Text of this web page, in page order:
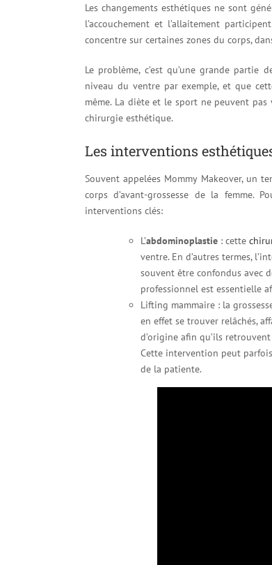
Les changements esthétiques ne sont
l’accouchement et l’allaitement
concentre sur certaines zones du corps,
Le problème, c’est qu’une grande partie
niveau du ventre par exemple, et que
même. La diète et le sport ne peuvent
chirurgie esthétique.
Les interventions esthétiques
Souvent appelées Mommy Makeover, un
corps d’avant-grossesse de la femme.
interventions clés:
L’abdominoplastie : cette
ventre. En d’autres termes,
souvent être confondus avec
professionnel est essentielle
Lifting mammaire : la
en effet se trouver relâchés,
d’origine afin qu’ils
Cette intervention peut
de la patiente.